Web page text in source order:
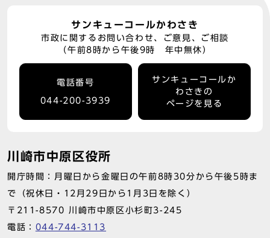
サンキューコールかわさき
市政に関するお問い合わせ、ご意見、ご相談
（午前8時から午後9時 年中無休）
電話番号
044-200-3939
サンキューコールか
わさきの
ページを見る
川崎市中原区役所
開庁時間：月曜日から金曜日の午前8時30分から午後5時ま
で（祝休日・12月29日から1月3日を除く）
〒211-8570 川崎市中原区小杉町3-245
電話： 044-744-3113